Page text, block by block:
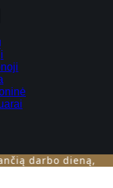
dieną,